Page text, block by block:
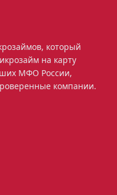
который
на карту
МФО России,
компании.